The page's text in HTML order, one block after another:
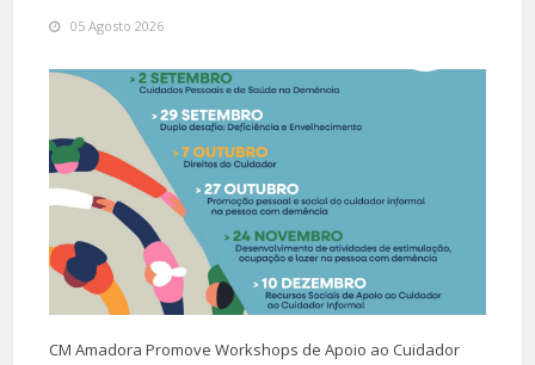
05 Agosto 2026
CM Amadora Promove Workshops de Apoio ao Cuidador